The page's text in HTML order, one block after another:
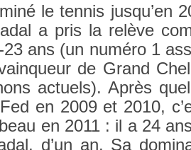
le ten­nis jusqu’en
a pris la relève
ans (un numéro 1
de Grand
ac­tuels). Après
en 2009 et 2010,
en 2011 : il a 24
d’un an. Sa